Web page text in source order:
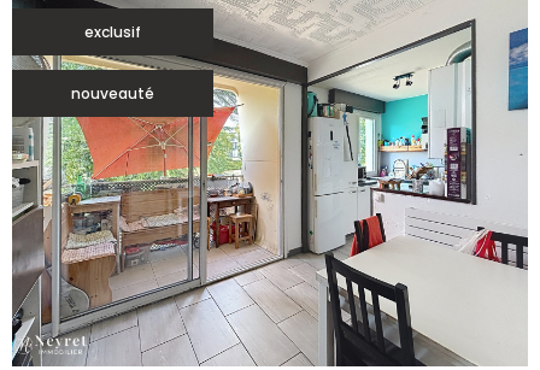
exclusif
nouveauté